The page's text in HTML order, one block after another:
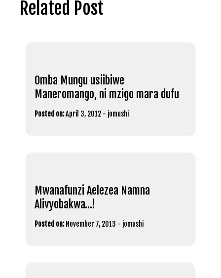
Related Post
Omba Mungu usiibiwe
Maneromango, ni mzigo mara dufu
Posted on:April 3, 2012 - jomushi
Mwanafunzi Aelezea Namna
Alivyobakwa…!
Posted on: November 7, 2013 - jomushi